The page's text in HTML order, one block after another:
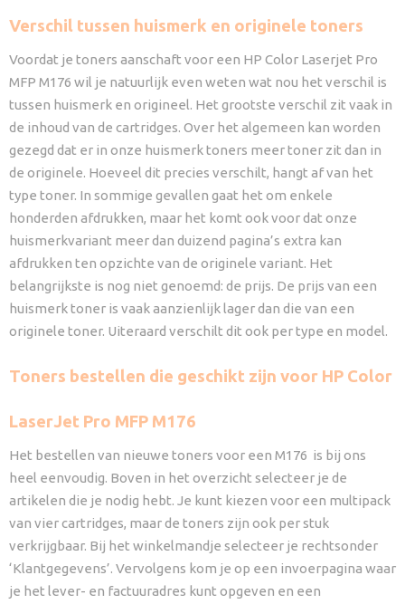
Verschil tussen huismerk en originele toners
Voordat je toners aanschaft voor een HP Color Laserjet Pro
MFP M176 wil je natuurlijk even weten wat nou het verschil is
tussen huismerk en origineel. Het grootste verschil zit vaak in
de inhoud van de cartridges. Over het algemeen kan worden
gezegd dat er in onze huismerk toners meer toner zit dan in
de originele. Hoeveel dit precies verschilt, hangt af van het
type toner. In sommige gevallen gaat het om enkele
honderden afdrukken, maar het komt ook voor dat onze
huismerkvariant meer dan duizend pagina’s extra kan
afdrukken ten opzichte van de originele variant. Het
belangrijkste is nog niet genoemd: de prijs. De prijs van een
huismerk toner is vaak aanzienlijk lager dan die van een
originele toner. Uiteraard verschilt dit ook per type en model.
Toners bestellen die geschikt zijn voor HP Color
LaserJet Pro MFP M176
Het bestellen van nieuwe toners voor een M176 is bij ons
heel eenvoudig. Boven in het overzicht selecteer je de
artikelen die je nodig hebt. Je kunt kiezen voor een multipack
van vier cartridges, maar de toners zijn ook per stuk
verkrijgbaar. Bij het winkelmandje selecteer je rechtsonder
‘Klantgegevens’. Vervolgens kom je op een invoerpagina waar
je het lever- en factuuradres kunt opgeven en een